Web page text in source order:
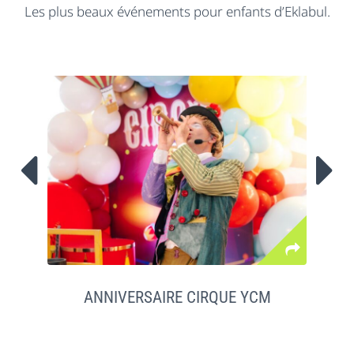
Les plus beaux événements pour enfants d’Eklabul.
 
ANNIVERSAIRE CIRQUE YCM